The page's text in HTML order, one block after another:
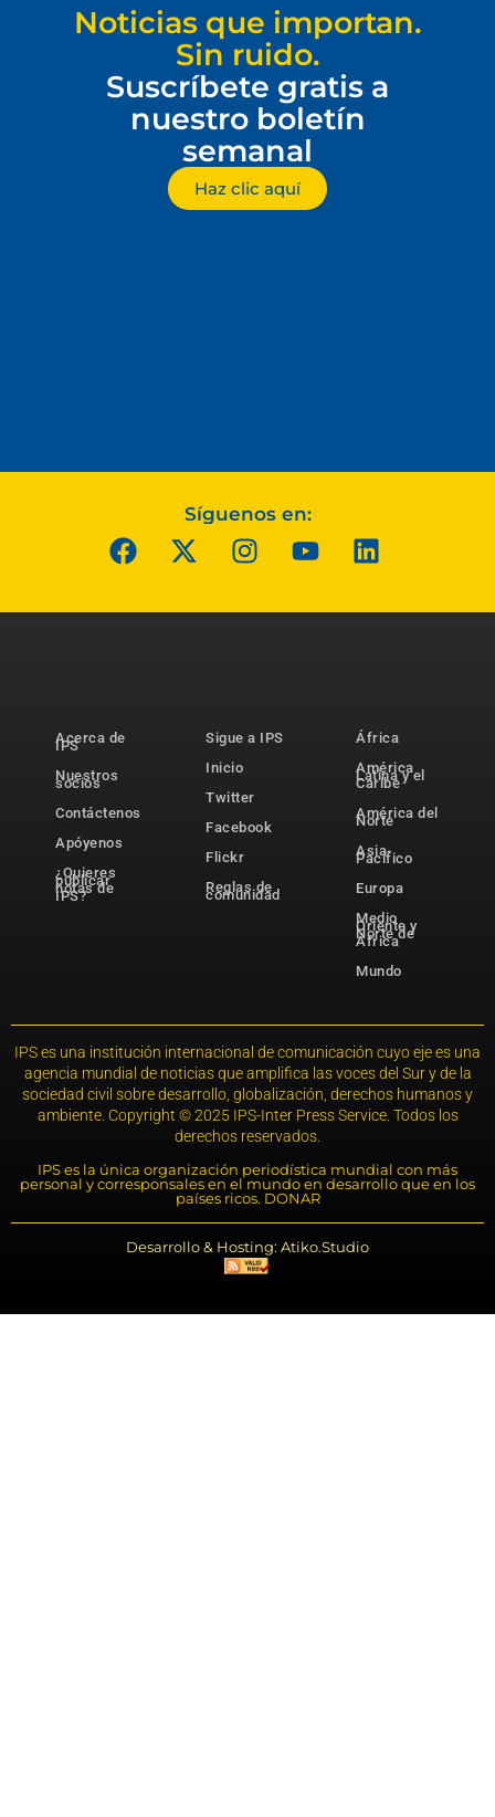
Noticias que importan.
Sin ruido.
Suscríbete gratis a
nuestro boletín
semanal
Haz clic aquí
Síguenos en:
Acerca de
IPS
Nuestros
socios
Contáctenos
Apóyenos
¿Quieres
publicar
notas de
IPS?
Sigue a IPS
Inicio
Twitter
Facebook
Flickr
Reglas de
comunidad
África
América
Latina y el
Caribe
América del
Norte
Asia-
Pacífico
Europa
Medio
Oriente y
Norte de
África
Mundo
IPS es una institución internacional de comunicación cuyo eje es una
agencia mundial de noticias que amplifica las voces del Sur y de la
sociedad civil sobre desarrollo, globalización, derechos humanos y
ambiente. Copyright © 2025 IPS-Inter Press Service. Todos los
derechos reservados.
IPS es la única organización periodística mundial con más
personal y corresponsales en el mundo en desarrollo que en los
países ricos. DONAR
Desarrollo & Hosting: Atiko.Studio